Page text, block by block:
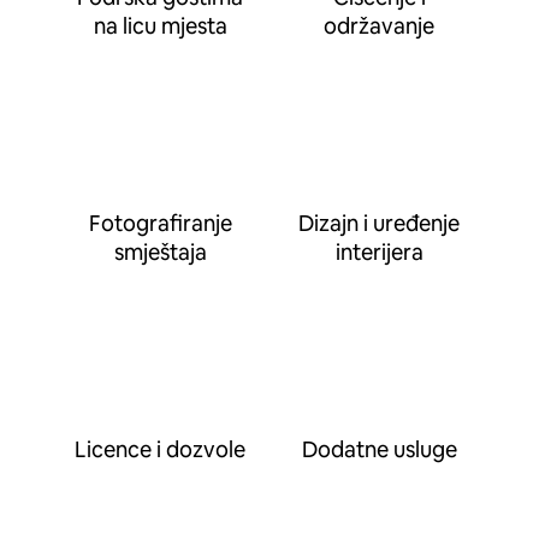
na licu mjesta
održavanje
Fotografiranje
smještaja
Dizajn i uređenje
interijera
Licence i dozvole Dodatne usluge